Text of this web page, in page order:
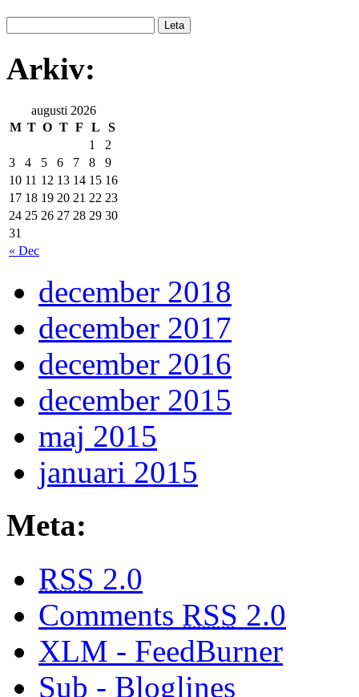
Arkiv:
augusti 2026
M T O T F L S
« Dec
1
2
3
4 5 6 7 8
9
10 11 12 13 14 15 16
17 18 19 20 21 22 23
24 25 26 27 28 29 30
31
december 2018
december 2017
december 2016
december 2015
maj 2015
januari 2015
Meta:
RSS 2.0
Comments RSS 2.0
XLM - FeedBurner
Sub - Bloglines